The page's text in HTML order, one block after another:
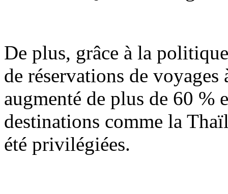
De plus, grâce à la
de réservations de
augmenté de plus de 60 %
destinations comme la
été privilégiées.